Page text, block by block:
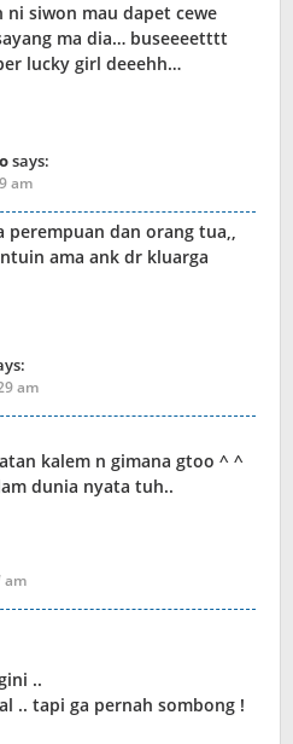
siwon mau dapet cewe
ma dia… buseeeetttt
lucky girl deeehh…
says:
am
perempuan dan orang tua,,
ama ank dr kluarga
am
kalem n gimana gtoo ^ ^
dunia nyata tuh..
am
..
.. tapi ga pernah sombong !